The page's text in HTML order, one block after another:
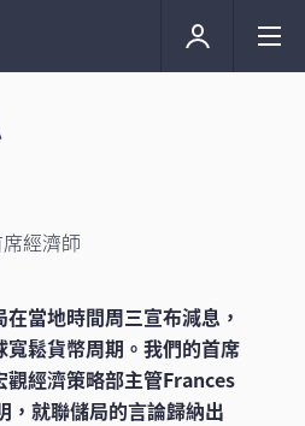
經濟師
當地時間周三宣布減息，
寬鬆貨幣周期。我們的首席
觀經濟策略部主管Frances
，就聯儲局的言論歸納出